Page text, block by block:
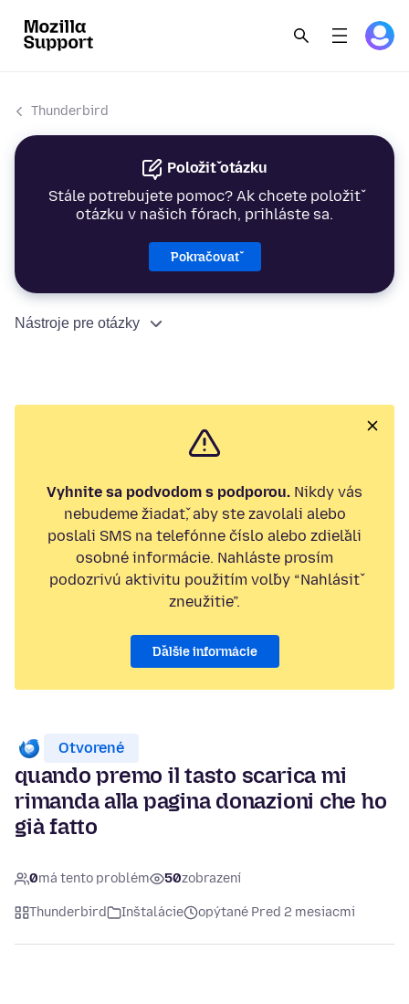
Thunderbird
Položiť otázku
Stále potrebujete pomoc? Ak chcete položiť
otázku v našich fórach, prihláste sa.
Pokračovať
Nástroje pre otázky
Vyhnite sa podvodom s podporou. Nikdy vás
nebudeme žiadať, aby ste zavolali alebo
poslali SMS na telefónne číslo alebo zdieľali
osobné informácie. Nahláste prosím
podozrivú aktivitu použitím voľby “Nahlásiť
zneužitie”.
Ďalšie informácie
Otvorené
quando premo il tasto scarica mi
rimanda alla pagina donazioni che ho
già fatto
0má tento problém 50zobrazení
Thunderbird Inštalácie opýtané Pred 2 mesiacmi